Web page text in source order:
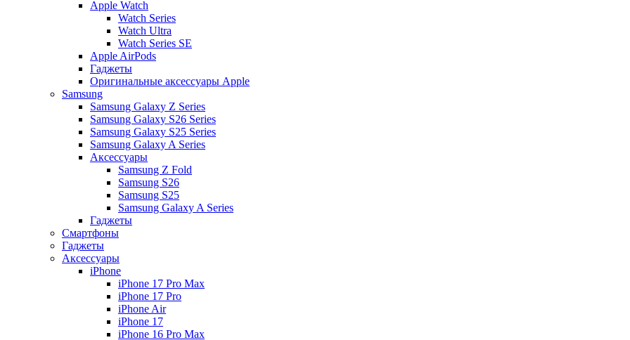
Apple Watch
Watch Series
Watch Ultra
Watch Series SE
Apple AirPods
Гаджеты
Оригинальные аксессуары Apple
Samsung
Samsung Galaxy Z Series
Samsung Galaxy S26 Series
Samsung Galaxy S25 Series
Samsung Galaxy A Series
Аксессуары
Samsung Z Fold
Samsung S26
Samsung S25
Samsung Galaxy A Series
Гаджеты
Смартфоны
Гаджеты
Аксессуары
iPhone
iPhone 17 Pro Max
iPhone 17 Pro
iPhone Air
iPhone 17
iPhone 16 Pro Max